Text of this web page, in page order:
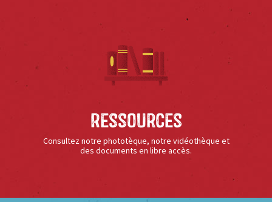
Ressources
Consultez notre phototèque, notre vidéothèque et
des documents en libre accès.